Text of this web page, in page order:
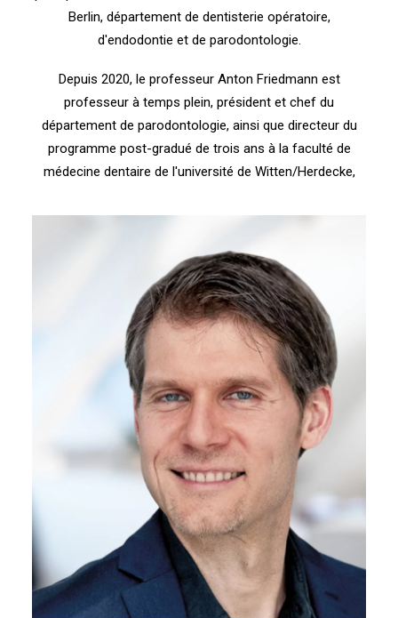
Berlin, département de dentisterie opératoire,
d'endodontie et de parodontologie.
Depuis 2020, le professeur Anton Friedmann est
professeur à temps plein, président et chef du
département de parodontologie, ainsi que directeur du
programme post-gradué de trois ans à la faculté de
médecine dentaire de l'université de Witten/Herdecke,